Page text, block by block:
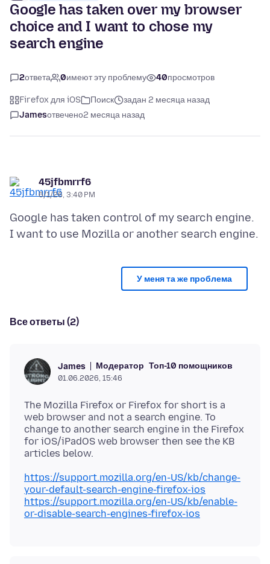
Google has taken over my browser
choice and I want to chose my
search engine
2ответа 0имеют эту проблему 40просмотров
Firefox для iOS Поиск
задан 2 месяца назад
Jamesотвечено2 месяца назад
45jfbmrrf6
6/1/26, 3:40 PM
Google has taken control of my search engine.
У меня та же проблема
Все ответы (2)
James Модератор Топ-10 помощников
01.06.2026, 15:46
The Mozilla Firefox or Firefox for short is a
web browser and not a search engine. To
change to another search engine in the Firefox
for iOS/iPadOS web browser then see the KB
https://support.mozilla.org/en-US/kb/change-
your-default-search-engine-firefox-ios
https://support.mozilla.org/en-US/kb/enable-
or-disable-search-engines-firefox-ios